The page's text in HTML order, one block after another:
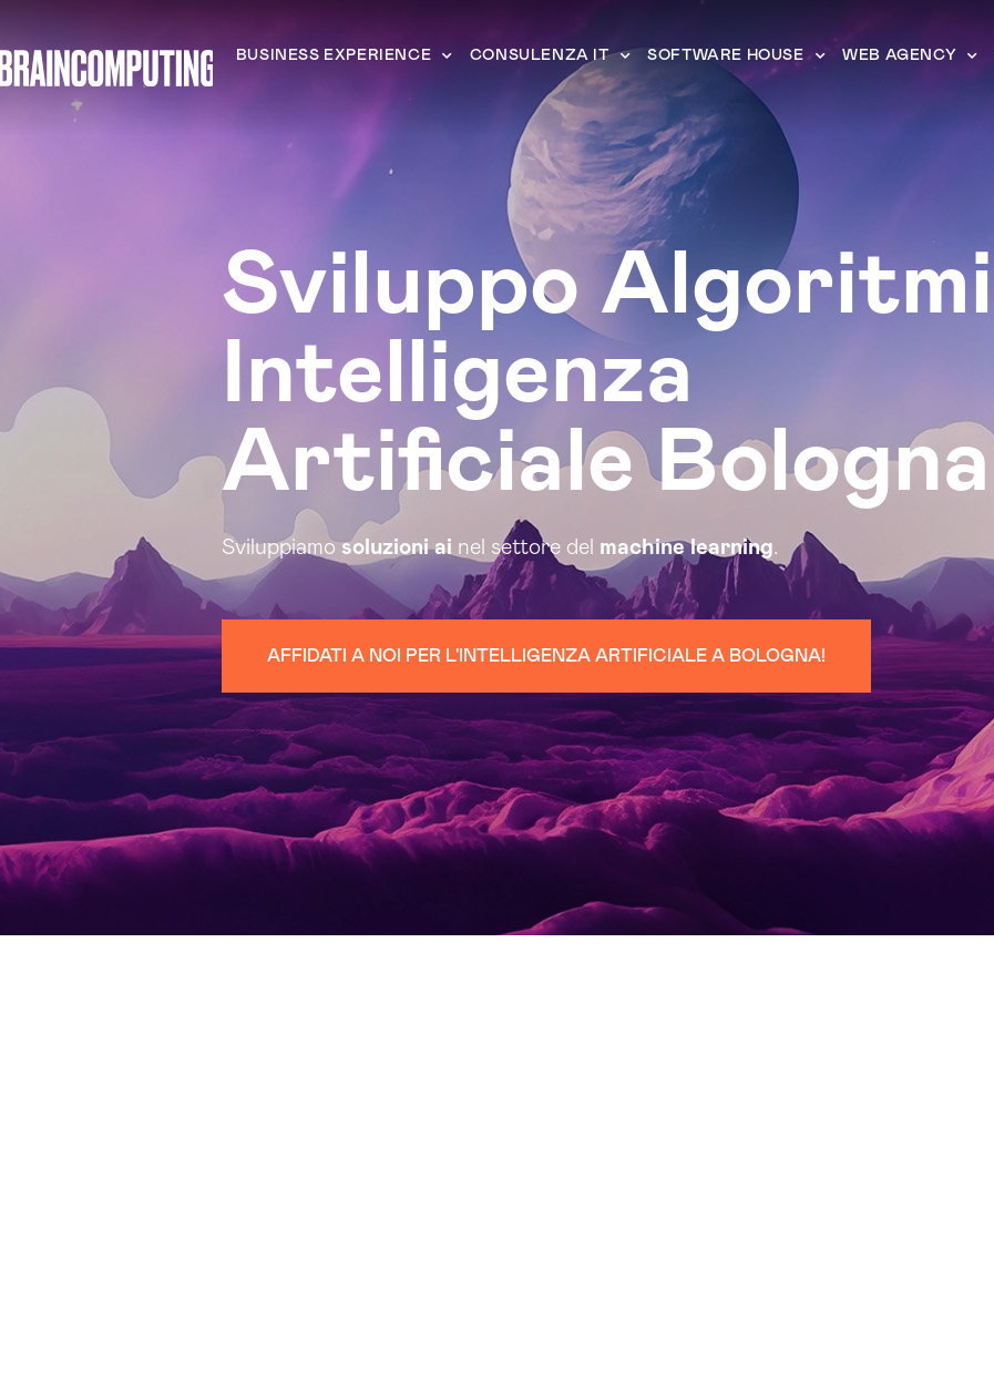
BUSINESS EXPERIENCE CONSULENZA IT SOFTWARE HOUSE WEB AGENCY
Sviluppo Algoritmi
Intelligenza
Artificiale Bologna
Sviluppiamosoluzioni ai nel settore del machine learning.
AFFIDATI A NOI PER L'INTELLIGENZA ARTIFICIALE A BOLOGNA!